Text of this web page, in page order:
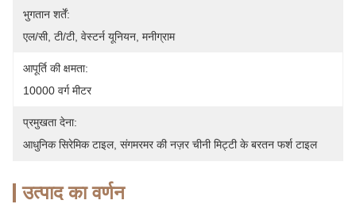
भुगतान शर्तें:
एल/सी, टी/टी, वेस्टर्न यूनियन, मनीग्राम
आपूर्ति की क्षमता:
10000 वर्ग मीटर
प्रमुखता देना:
आधुनिक सिरेमिक टाइल, संगमरमर की नज़र चीनी मिट्टी के बरतन फर्श टाइल
उत्पाद का वर्णन